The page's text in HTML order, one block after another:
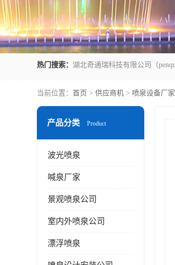
热门搜索：
当前位置： 首页 > 供应商机 > 喷泉设备厂家
产品分类 Product
波光喷泉
喊泉厂家
景观喷泉公司
室内外喷泉公司
漂浮喷泉